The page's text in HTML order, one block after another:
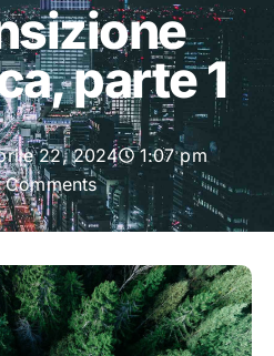
parte 1
22, 2024
1:07 pm
Comments